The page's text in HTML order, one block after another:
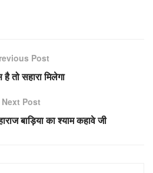
Post
है तो सहारा मिलेगा
Next Post
बाड़िया का श्याम कहावे जी